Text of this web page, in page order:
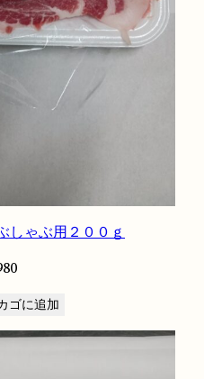
しゃぶ用２００ｇ
ゴに追加